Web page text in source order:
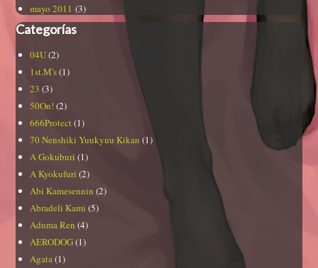
mayo 2011 (3)
Categorías
04U(2)
1st.M's(1)
23 (3)
50On! (2)
666Protect (1)
70 Nenshiki Yuukyuu Kikan (1)
A Gokuburi (1)
A Kyokufuri (2)
Abi Kamesennin (2)
Abradeli Kami (5)
Aduma Ren (4)
AERODOG(1)
Agata(1)